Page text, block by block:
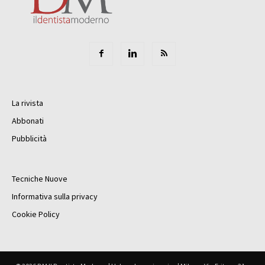
La rivista
Abbonati
Pubblicità
Tecniche Nuove
Informativa sulla privacy
Cookie Policy